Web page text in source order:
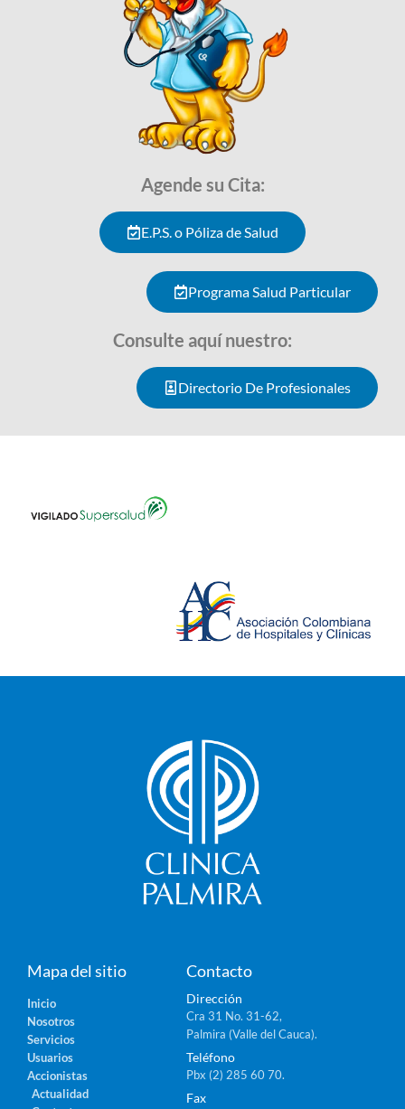
Agende su Cita:
E.P.S. o Póliza de Salud
Programa Salud Particular
Consulte aquí nuestro:
Directorio De Profesionales
Mapa del sitio
Inicio
Nosotros
Servicios
Usuarios
Accionistas
Actualidad
Contacto
Dirección
Cra 31 No. 31-62,
Palmira (Valle del Cauca).
Teléfono
Pbx (2) 285 60 70.
Fax